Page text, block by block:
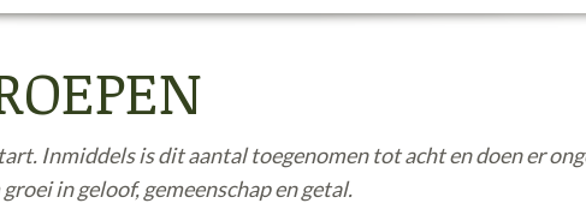
Inmiddels is dit aantal toegenomen tot acht en doen er
in geloof, gemeenschap en getal.